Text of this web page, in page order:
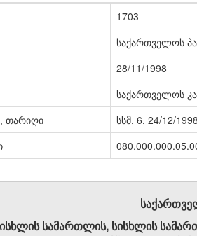
1703
საქართველოს
28/11/1998
საქართველოს
თარიღი
სსმ, 6, 24/12/
სამართლის, სისხლის